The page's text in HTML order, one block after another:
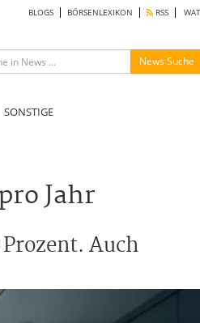
BLOGS BÖRSENLEXIKON RSS
News Suche
SONSTIGE
Jahr
Auch